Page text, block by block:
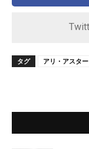
タグ アリ・アスター